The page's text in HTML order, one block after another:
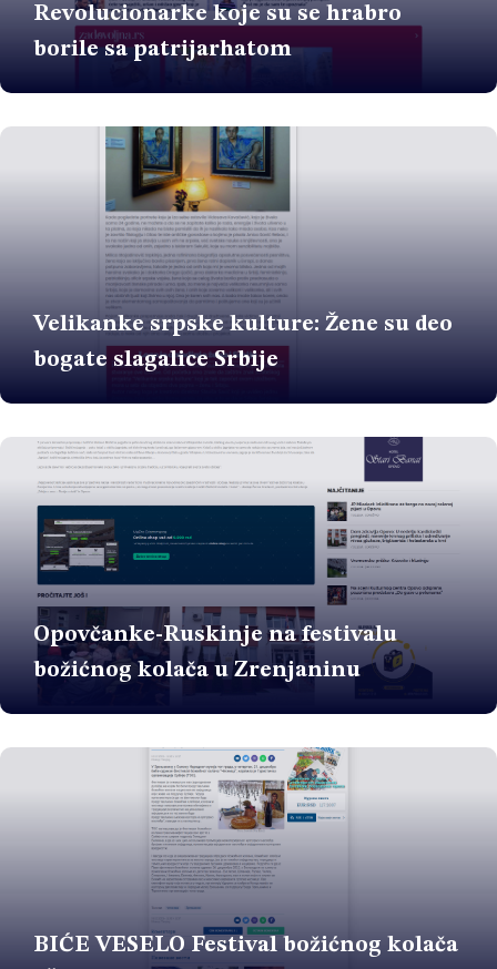
Revolucionarke koje su se hrabro
borile sa patrijarhatom
Velikanke srpske kulture: Žene su deo
bogate slagalice Srbije
Opovčanke-Ruskinje na festivalu
božićnog kolača u Zrenjaninu
BIĆE VESELO Festival božićnog kolača